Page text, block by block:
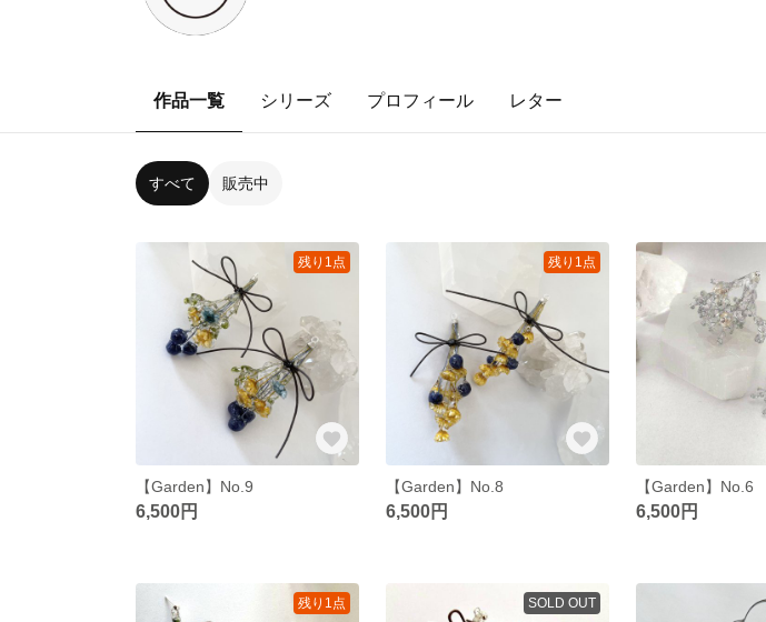
作品一覧 シリーズ プロフィール レター
すべて 販売中
残り1点
【Garden】No.9
6,500円
残り1点
【Garden】No.8
6,500円
【Garden】No.6
6,500円
残り1点 SOLD OUT